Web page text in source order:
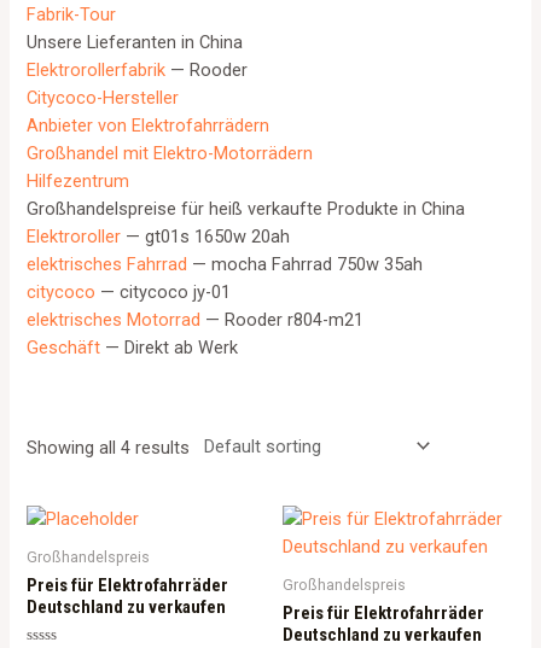
Fabrik-Tour
Unsere Lieferanten in China
Elektrorollerfabrik — Rooder
Citycoco-Hersteller
Anbieter von Elektrofahrrädern
Großhandel mit Elektro-Motorrädern
Hilfezentrum
Großhandelspreise für heiß verkaufte Produkte in China
Elektroroller — gt01s 1650w 20ah
elektrisches Fahrrad — mocha Fahrrad 750w 35ah
citycoco — citycoco jy-01
elektrisches Motorrad — Rooder r804-m21
Geschäft — Direkt ab Werk
Showing all 4 results
Großhandelspreis
Preis für Elektrofahrräder
Deutschland zu verkaufen
Großhandelspreis
Preis für Elektrofahrräder
Deutschland zu verkaufen